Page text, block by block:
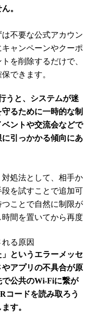
。
不要な公式アカウン
ャンペーンやクーポ
を削除するだけで、
できます。
うと、システムが迷
るために一時的な制
ントや交流会などで
引っかかる傾向にあ
処法として、相手か
を試すことで追加可
ことで自然に制限が
間を置いてから再度
る原因
というエラーメッセ
アプリの不具合が原
で公共のWi-Fiに繋が
コードを読み取ろう
す。